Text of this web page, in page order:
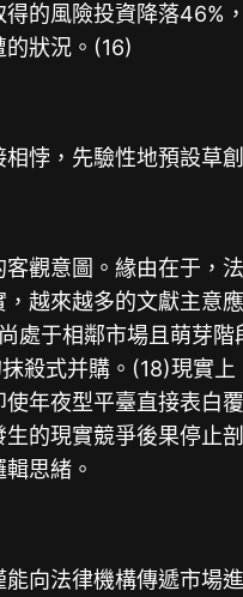
的風險投資降落46%
狀況。(16)
悖，先驗性地預設草
觀意圖。緣由在于，
越來越多的文獻主意
處于相鄰市場且萌芽
殺式并購。(18)現實
年夜型平臺直接表白
的現實競爭後果停止
思緒。
向法律機構傳遞市場